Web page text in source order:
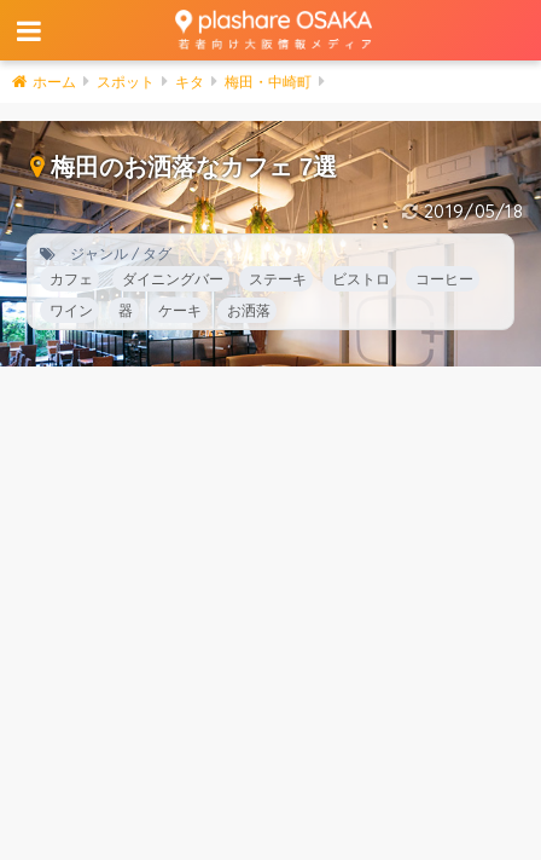
ホーム スポット キタ 梅田・中崎町
梅田のお洒落なカフェ 7選
2019/05/18
ジャンル / タグ
カフェ
ダイニングバー ステーキ ビストロ
コーヒー
ワイン
器 ケーキ お洒落